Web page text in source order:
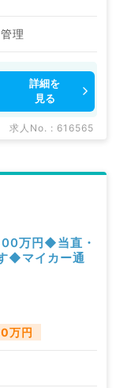
理
詳細を
見る
求人No. : 616565
万円◆当直・
◆マイカー通
万円